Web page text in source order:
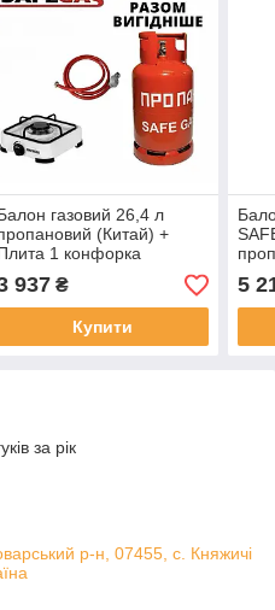
газовий 26,4 л
(Китай) +
1 конфорка
(Туречинна)+ Комплект
SAFEGAS
937₴
Купити
5
за рік
р-н, 07455, c. Княжичі